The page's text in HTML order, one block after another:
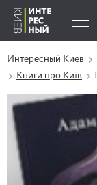
Интересный Киев
Книги про Київ